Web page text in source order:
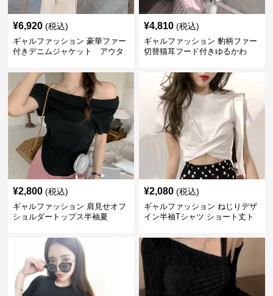
¥6,920 (税込)
ギャルファッション 豪華ファー
付きデニムジャケット アウタ
¥4,810 (税込)
ギャルファッション 豹柄ファー
切替猫耳フード付きゆるかわ
¥2,800 (税込)
ギャルファッション 肩見せオフ
ショルダートップス半袖夏
¥2,080 (税込)
ギャルファッション ねじりデザ
イン半袖Tシャツ ショート丈ト